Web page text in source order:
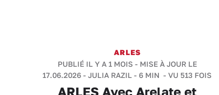
ARLES
PUBLIÉ IL Y A 1 MOIS - MISE À JOUR LE
17.06.2026 - JULIA RAZIL - 6 MIN - VU 513 FOIS
ARLES Avec Arelate et